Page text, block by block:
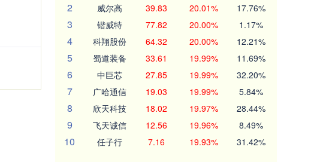
2 威尔高 39.83 20.01% 17.76%
3 锴威特 77.82 20.00% 1.17%
4 科翔股份 64.32 20.00% 12.21%
5 蜀道装备 33.61 19.99% 11.69%
6 中巨芯 27.85 19.99% 32.20%
7 广哈通信 19.03 19.99% 5.84%
8 欣天科技 18.02 19.97% 28.44%
9 飞天诚信 12.56 19.96% 8.49%
10 任子行 7.16 19.93% 31.42%